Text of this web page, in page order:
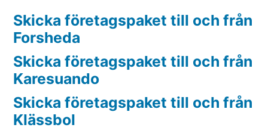
Skicka företagspaket till och från
Forsheda
Skicka företagspaket till och från
Karesuando
Skicka företagspaket till och från
Klässbol